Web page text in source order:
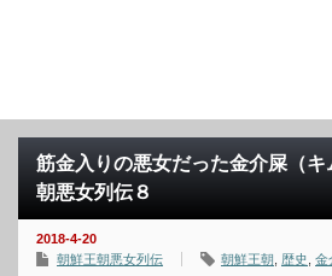
筋金入りの悪女だった金介屎（
朝悪女列伝８
2018-4-20
朝鮮王朝悪女列伝
朝鮮王朝 歴史 金